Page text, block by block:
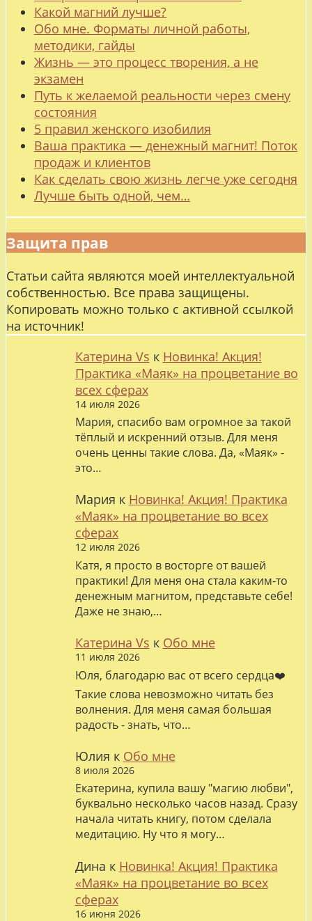
Какой магний лучше?
Обо мне. Форматы личной работы,
методики, гайды
Жизнь — это процесс творения, а не
экзамен
Путь к желаемой реальности через смену
состояния
5 правил женского изобилия
Ваша практика — денежный магнит! Поток
продаж и клиентов
Как сделать свою жизнь легче уже сегодня
Лучше быть одной, чем…
Защита прав
Статьи сайта являются моей интеллектуальной
собственностью. Все права защищены.
Копировать можно только с активной ссылкой
на источник!
Катерина Vs к Новинка! Акция!
Практика «Маяк» на процветание во
всех сферах
14 июля 2026
Мария, спасибо вам огромное за такой
тёплый и искренний отзыв. Для меня
очень ценны такие слова. Да, «Маяк» -
это…
Мария к Новинка! Акция! Практика
«Маяк» на процветание во всех
сферах
12 июля 2026
Катя, я просто в восторге от вашей
практики! Для меня она стала каким-то
денежным магнитом, представьте себе!
Даже не знаю,…
Катерина Vs к Обо мне
11 июля 2026
Юля, благодарю вас от всего сердца❤️
Такие слова невозможно читать без
волнения. Для меня самая большая
радость - знать, что…
Юлия к Обо мне
8 июля 2026
Екатерина, купила вашу "магию любви",
буквально несколько часов назад. Сразу
начала читать книгу, потом сделала
медитацию. Ну что я могу…
Дина к Новинка! Акция! Практика
«Маяк» на процветание во всех
сферах
16 июня 2026